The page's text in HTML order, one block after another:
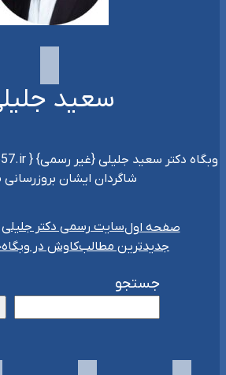
سعید
شاگردان ایشان
صفحه اولسایت رسمی دکتر جلیلی
جدیدترین مطالبکاوش در وبگاه
جستجو